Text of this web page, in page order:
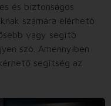
és biztonságos
számára elérhető
vagy segítő
szó. Amennyiben
segítség az